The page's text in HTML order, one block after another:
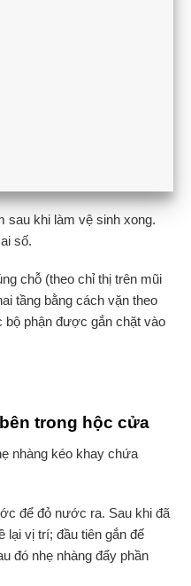
sau khi làm vệ sinh xong.
số.
chỗ (theo chỉ thị trên mũi
tầng bằng cách vặn theo
bộ phận được gắn chặt vào
trong hộc cửa
nhàng kéo khay chứa
để đỏ nước ra. Sau khi đã
vị trí; đầu tiên gắn đế
đó nhẹ nhàng đẩy phần